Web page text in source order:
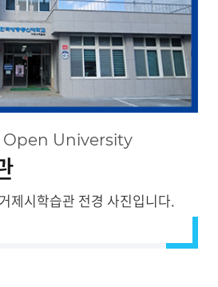
University
제시학습관 전경 사진입니다.